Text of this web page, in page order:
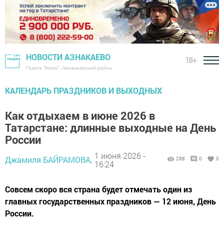
НОВОСТИ АЗНАКАЕВО
Газета "Маяк" - Азнакаевский район
18+
КАЛЕНДАРЬ ПРАЗДНИКОВ И ВЫХОДНЫХ
Как отдыхаем в июне 2026 в
Татарстане: длинные выходные на День
России
Джамиля БАЙРАМОВА, 1 июня 2026 -
16:24
268 0 0
Совсем скоро вся страна будет отмечать один из
главных государственных праздников — 12 июня, День
России.